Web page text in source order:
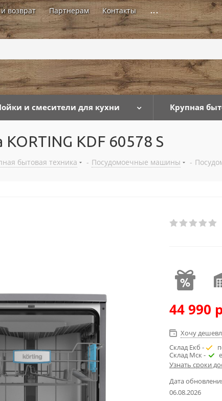
возврат Партнерам Контакты ...
и смесители для кухни Крупная
KDF 60578 S
бытовая техника - Посудомоечные машины -
44 990
Хочу
Склад Екб -
Склад Мск -
Узнать сроки
Дата
06.08.2026